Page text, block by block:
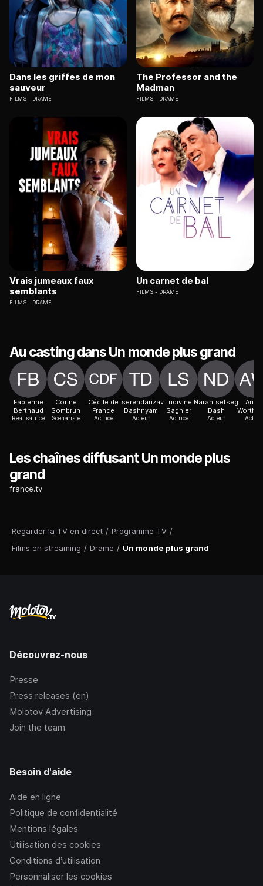
Regarder la TV en direct / Programme TV /
Films en streaming / Drame / Un monde plus grand
Dans les griffes de mon
sauveur
FILMS DRAME
The Professor and the
Madman
FILMS DRAME
Vrais jumeaux faux
semblants
FILMS DRAME
Un carnet de bal
FILMS DRAME
Au casting dans Un monde plus grand
Fabienne
Berthaud
Réalisatrice
Corine
Sombrun
Scénariste
Cécile de
France
Actrice
Tserendarizav
Dashnyam
Acteur
Ludivine
Sagnier
Actrice
Narantsetseg
Dash
Acteur
Arieh
Acteur
Les chaînes diffusant Un monde plus
grand
france.tv
Découvrez-nous
Presse
Press releases (en)
Molotov Advertising
Join the team
Besoin d'aide
Aide en ligne
Politique de confidentialité
Mentions légales
Utilisation des cookies
Conditions d’utilisation
Personnaliser les cookies